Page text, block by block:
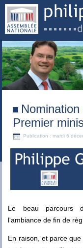
Premier
Publication : mardi 6
Le beau parcours
l'ambiance de fin de
En raison, et parce